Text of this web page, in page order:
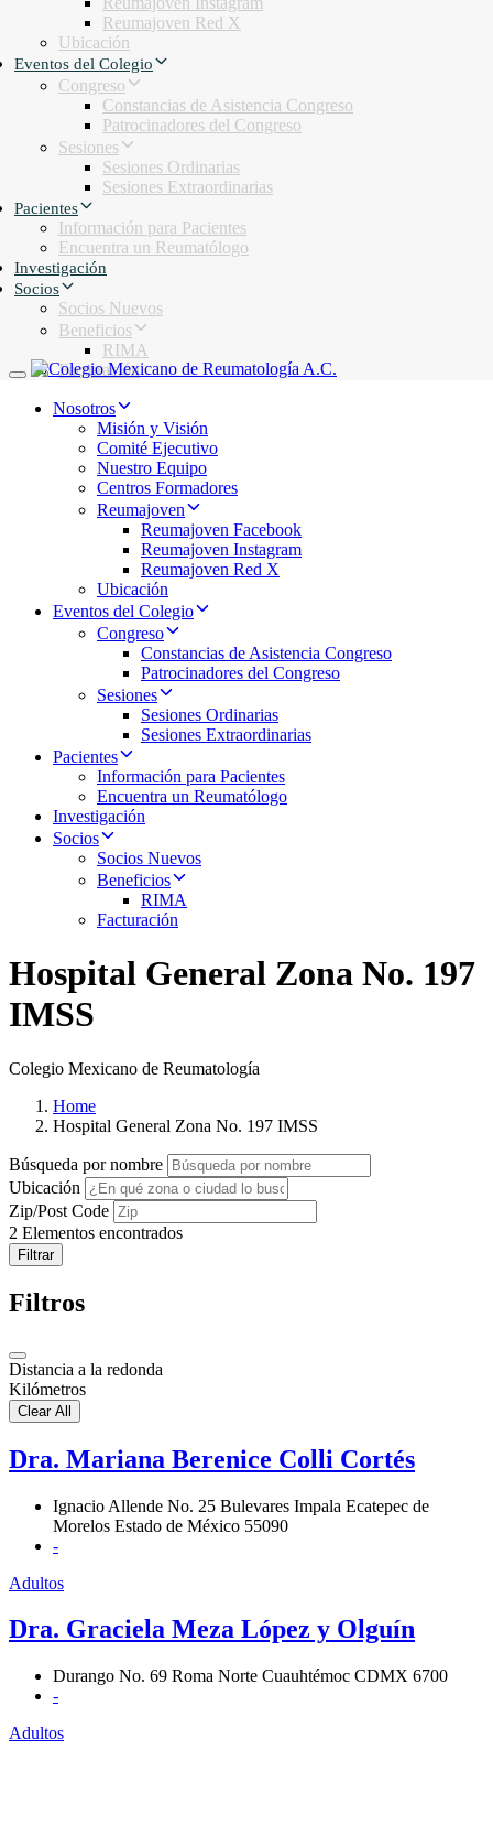
Reumajoven Red X
Ubicación
Eventos del Colegio
Congreso
Constancias de Asistencia Congreso
Patrocinadores del Congreso
Sesiones
Sesiones Ordinarias
Sesiones Extraordinarias
Pacientes
Información para Pacientes
Encuentra un Reumatólogo
Investigación
Socios
Socios Nuevos
Beneficios
RIMA
Facturación
Toggle navigation
Nosotros
Misión y Visión
Comité Ejecutivo
Nuestro Equipo
Centros Formadores
Reumajoven
Reumajoven Facebook
Reumajoven Instagram
Reumajoven Red X
Ubicación
Eventos del Colegio
Congreso
Constancias de Asistencia Congreso
Patrocinadores del Congreso
Sesiones
Sesiones Ordinarias
Sesiones Extraordinarias
Pacientes
Información para Pacientes
Encuentra un Reumatólogo
Investigación
Socios
Socios Nuevos
Beneficios
RIMA
Facturación
Hospital General Zona No. 197
IMSS
Colegio Mexicano de Reumatología
Home
Hospital General Zona No. 197 IMSS
Búsqueda por nombre
Ubicación
Zip/Post Code
2 Elementos encontrados
Filtrar
Filtros
Distancia a la redonda
Kilómetros
Clear All
Dra. Mariana Berenice Colli Cortés
Ignacio Allende No. 25 Bulevares Impala Ecatepec de
Morelos Estado de México 55090
-
Adultos
Dra. Graciela Meza López y Olguín
Durango No. 69 Roma Norte Cuauhtémoc CDMX 6700
-
Adultos